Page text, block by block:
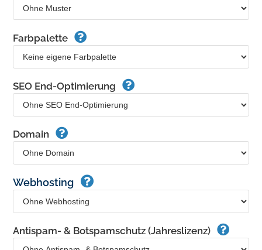
Farbpalette
SEO End-Optimierung
Domain
Webhosting
Antispam- & Botspamschutz (Jahreslizenz)